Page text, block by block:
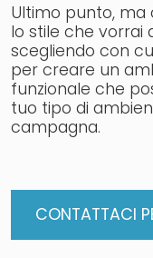
Ultimo punto,
lo stile che vorrai
scegliendo con
per creare un
funzionale che
tuo tipo di
campagna.
CONTATTACI